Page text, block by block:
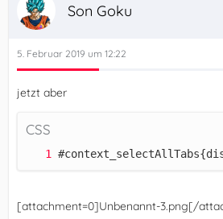
Son Goku
5. Februar 2019 um 12:22
jetzt aber
CSS
[attachment=0]Unbenannt-3.png[/